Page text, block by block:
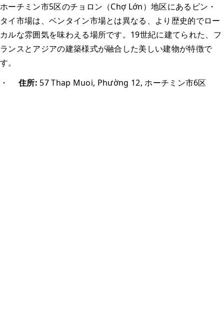
ホーチミン市5区のチョロン（Chợ Lớn）地区にあるビン・
タイ市場は、ベンタイン市場とは異なる、より歴史的でロー
カルな雰囲気を味わえる場所です。19世紀に建てられた、フ
ランスとアジアの建築様式が融合した美しい建物が特徴で
す。
・
住所: 57 Thap Muoi, Phường 12, ホーチミン市6区